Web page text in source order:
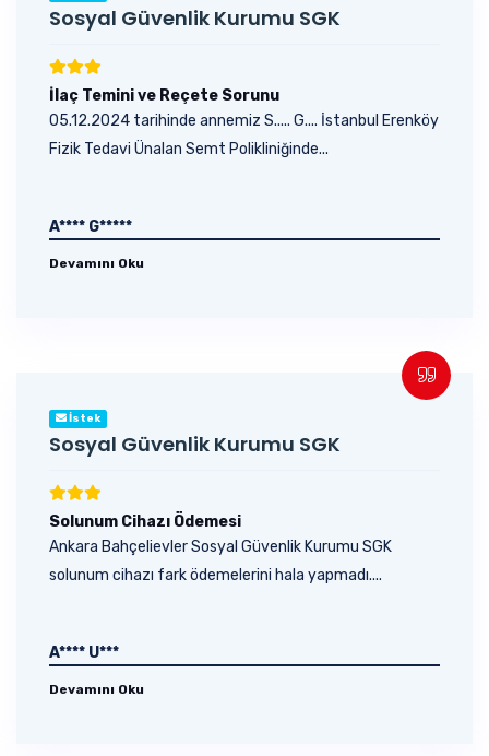
Sosyal Güvenlik Kurumu SGK
İlaç Temini ve Reçete Sorunu
05.12.2024 tarihinde annemiz S..... G.... İstanbul Erenköy
Fizik Tedavi Ünalan Semt Polikliniğinde...
A**** G*****
Devamını Oku
İstek
Sosyal Güvenlik Kurumu SGK
Solunum Cihazı Ödemesi
Ankara Bahçelievler Sosyal Güvenlik Kurumu SGK
solunum cihazı fark ödemelerini hala yapmadı....
A**** U***
Devamını Oku